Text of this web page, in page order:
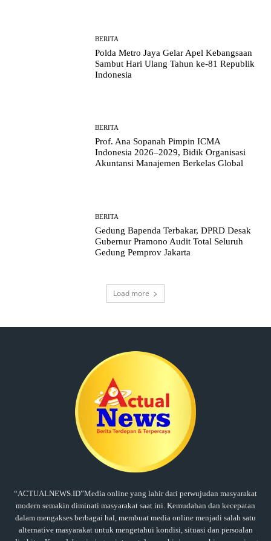
BERITA
Polda Metro Jaya Gelar Apel Kebangsaan
Sambut Hari Ulang Tahun ke-81 Republik
Indonesia
BERITA
Prof. Ana Sopanah Pimpin ICMA
Indonesia 2026–2029, Bidik Organisasi
Akuntansi Manajemen Berkelas Global
BERITA
Gedung Bapenda Terbakar, DPRD Desak
Gubernur Pramono Audit Total Seluruh
Gedung Pemprov Jakarta
Load more
“ACTUALNEWS.ID”Media online yang lahir dari perwujudan masyarakat
modern semakin diminati masyarakat saat ini. Kemudahan dan kecepatan
dalam mengakses berbagai hal, membuat media online menjadi salah satu
alternative masyarakat untuk mengetahui kondisi, situasi dan persoalan